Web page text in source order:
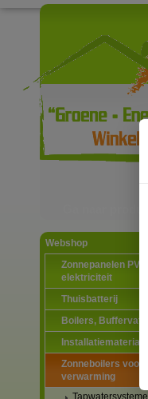
Webshop
Zonnepanelen PV-
elektriciteit
Thuisbatterij
Boilers,
Installatiematerialen
Zonneboilers voor
verwarming